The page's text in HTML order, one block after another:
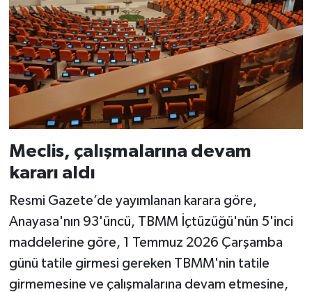
Meclis, çalışmalarına devam
kararı aldı
Resmi Gazete’de yayımlanan karara göre,
Anayasa'nın 93'üncü, TBMM İçtüzüğü'nün 5'inci
maddelerine göre, 1 Temmuz 2026 Çarşamba
günü tatile girmesi gereken TBMM'nin tatile
girmemesine ve çalışmalarına devam etmesine,